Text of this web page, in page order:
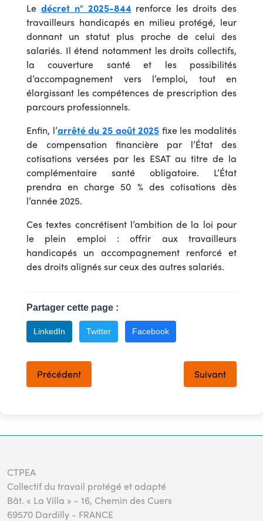
Le décret n° 2025-844 renforce les droits des
travailleurs handicapés en milieu protégé, leur
donnant un statut plus proche de celui des
salariés. Il étend notamment les droits collectifs,
la couverture santé et les possibilités
d’accompagnement vers l’emploi, tout en
élargissant les compétences de prescription des
parcours professionnels.
Enfin, l’arrêté du 25 août 2025 fixe les modalités
de compensation financière par l’État des
cotisations versées par les ESAT au titre de la
complémentaire santé obligatoire. L’État
prendra en charge 50 % des cotisations dès
l’année 2025.
Ces textes concrétisent l’ambition de la loi pour
le plein emploi : offrir aux travailleurs
handicapés un accompagnement renforcé et
des droits alignés sur ceux des autres salariés.
Partager cette page :
LinkedIn Twitter Facebook
Précédent Suivant
CTPEA
Collectif du travail protégé et adapté
Bât. « La Villa » - 16, Chemin des Cuers
69570 Dardilly - FRANCE